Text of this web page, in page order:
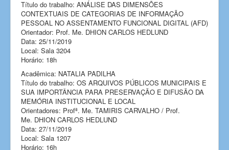
Título do trabalho: ANÁLISE DAS DIMENSÕES
CONTEXTUAIS DE CATEGORIAS DE INFORMAÇÃO
PESSOAL NO ASSENTAMENTO FUNCIONAL DIGITAL (AFD)
Orientador: Prof. Me. DHION CARLOS HEDLUND
Data: 25/11/2019
Local: Sala 3204
Horário: 18h
Acadêmica: NATALIA PADILHA
Título do trabalho: OS ARQUIVOS PÚBLICOS MUNICIPAIS E
SUA IMPORTÂNCIA PARA PRESERVAÇÃO E DIFUSÃO DA
MEMÓRIA INSTITUCIONAL E LOCAL
Orientadores: Profª. Me. TAMIRIS CARVALHO / Prof.
Me. DHION CARLOS HEDLUND
Data: 27/11/2019
Local: Sala 1207
Horário: 16h